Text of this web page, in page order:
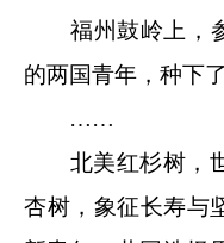
福州鼓岭上，参
的两国青年，种下
……
北美红杉树，世
杏树，象征长寿与